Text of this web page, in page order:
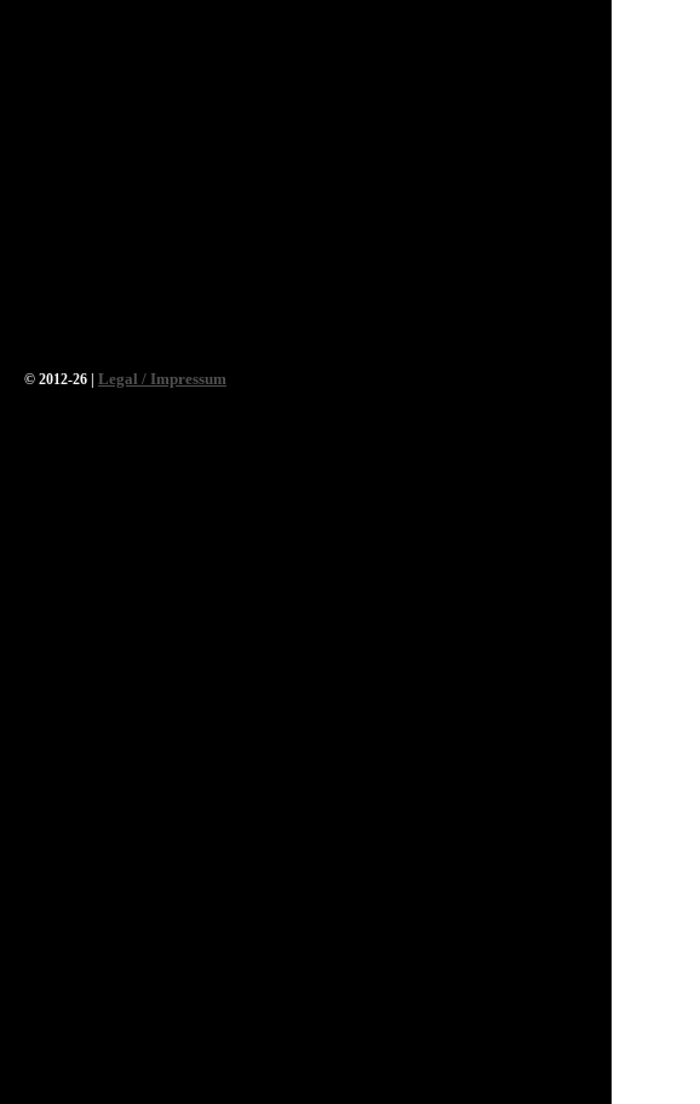
© 2012-26 | Legal / Impressum